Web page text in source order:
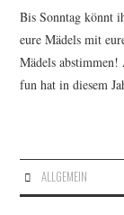
Bis Sonntag könnt
eure Mädels mit
Mädels
fun hat in diesem
ALLGEMEIN